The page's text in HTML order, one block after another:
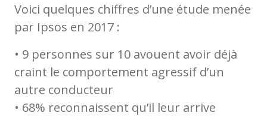
Voici quelques chiffres d’une étude menée
par Ipsos en 2017 :
• 9 personnes sur 10 avouent avoir déjà
craint le comportement agressif d’un
autre conducteur
• 68% reconnaissent qu’il leur arrive